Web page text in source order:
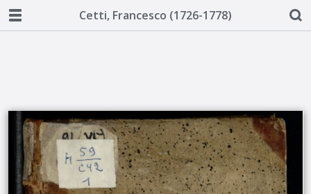
Cetti, Francesco (1726-1778)